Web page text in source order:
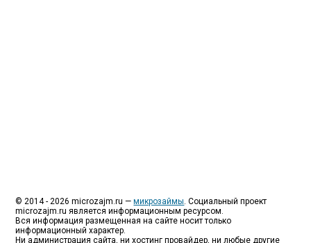
© 2014 - 2026 microzajm.ru —микрозаймы. Социальный проект
microzajm.ru является информационным ресурсом.
Вся информация размещенная на сайте носит только
информационный характер.
Ни администрация сайта, ни хостинг провайдер, ни любые другие